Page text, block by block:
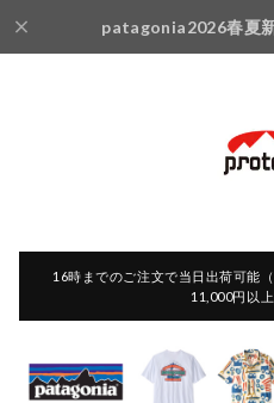
patagonia2026春夏
16時までのご注文で当日出荷可能
11,000円以